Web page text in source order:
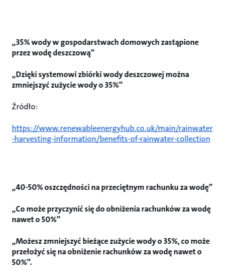
„35% wody w gospodarstwach domowych zastąpione
przez wodę deszczową”
„Dzięki systemowi zbiórki wody deszczowej można
zmniejszyć zużycie wody o 35%”
Źródło:
https://www.renewableenergyhub.co.uk/main/rainwater
-harvesting-information/benefits-of-rainwater-collection
„40-50% oszczędności na przeciętnym rachunku za wodę”
„Co może przyczynić się do obniżenia rachunków za wodę
nawet o 50%”
„Możesz zmniejszyć bieżące zużycie wody o 35%, co może
przełożyć się na obniżenie rachunków za wodę nawet o
50%”.